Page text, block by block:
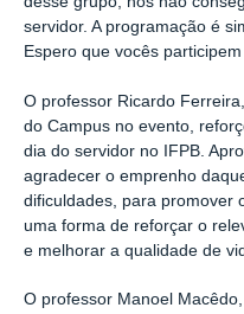
servidor. A programação é
Espero que vocês
O professor Ricardo
do Campus no evento,
dia do servidor no IFPB.
agradecer o emprenho
dificuldades, para promover
uma forma de reforçar o
e melhorar a qualidade de
O professor Manoel